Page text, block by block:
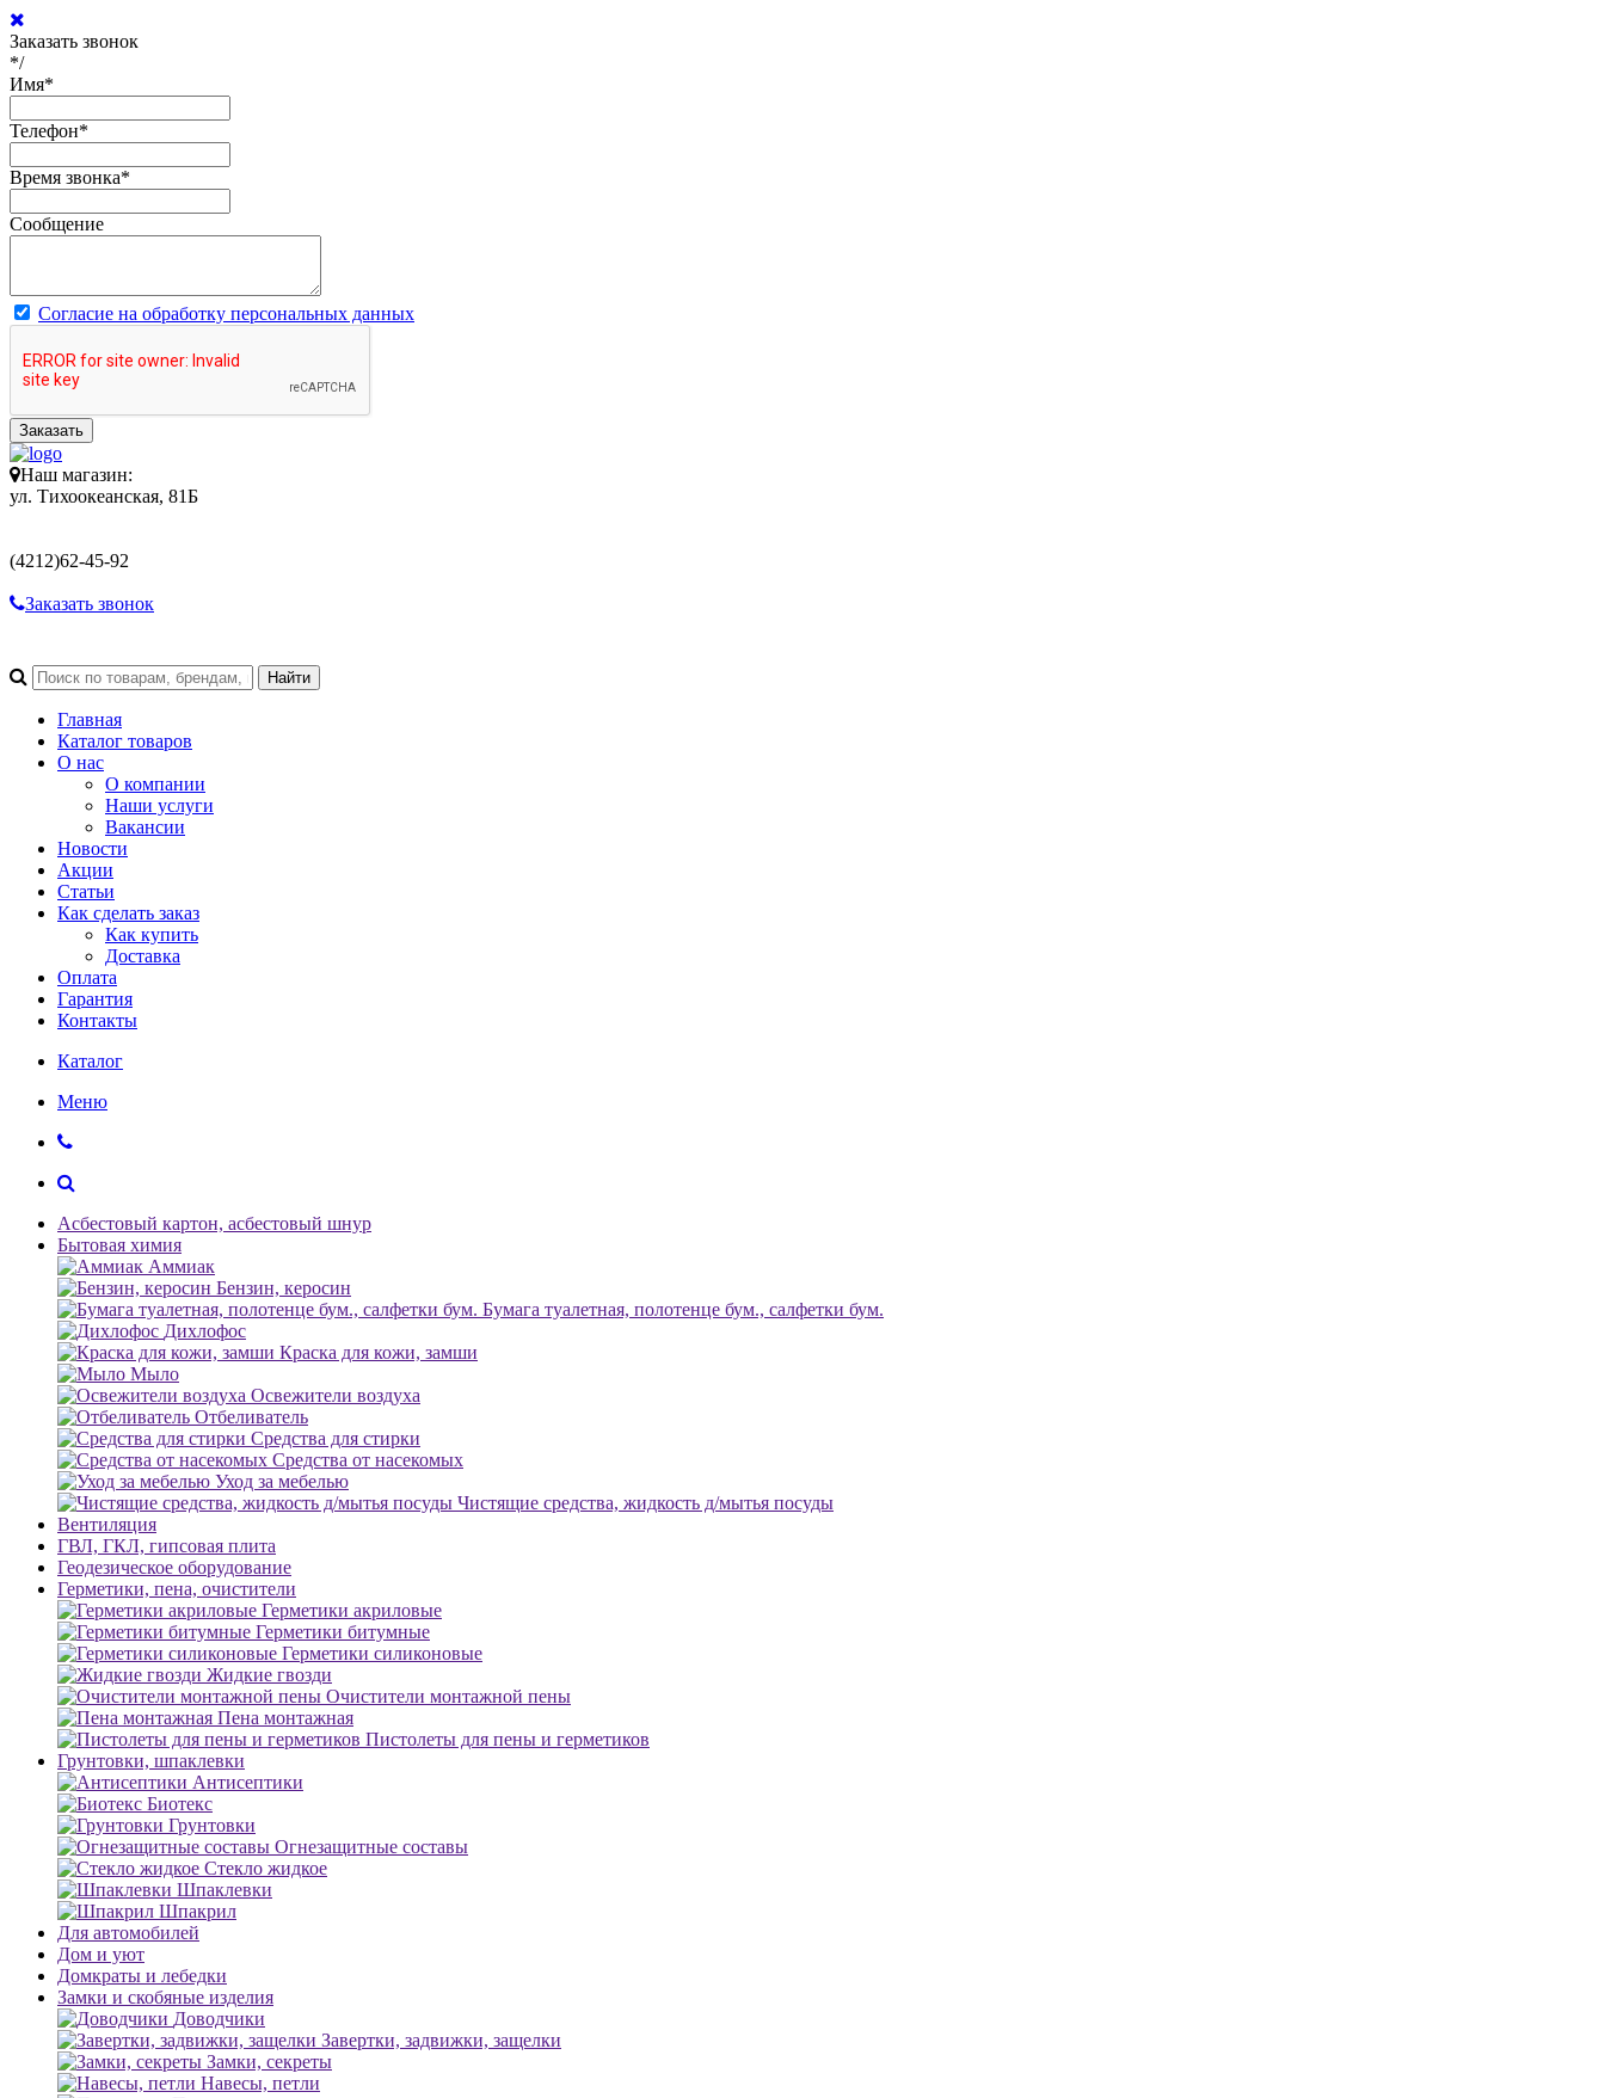
Заказать звонок
*/
Имя*
Телефон*
Время звонка*
Сообщение
Согласие на обработку персональных данных
Заказать
Наш магазин:
ул. Тихоокеанская, 81Б
(4212)62-45-92
Заказать звонок
Главная
Каталог товаров
О нас
О компании
Наши услуги
Вакансии
Новости
Акции
Статьи
Как сделать заказ
Как купить
Доставка
Оплата
Гарантия
Контакты
Каталог
Меню
Асбестовый картон, асбестовый шнур
Бытовая химия
Аммиак
Бензин, керосин
Бумага туалетная, полотенце бум., салфетки бум.
Дихлофос
Краска для кожи, замши
Мыло
Освежители воздуха
Отбеливатель
Средства для стирки
Средства от насекомых
Уход за мебелью
Чистящие средства, жидкость д/мытья посуды
Вентиляция
ГВЛ, ГКЛ, гипсовая плита
Геодезическое оборудование
Герметики, пена, очистители
Герметики акриловые
Герметики битумные
Герметики силиконовые
Жидкие гвозди
Очистители монтажной пены
Пена монтажная
Пистолеты для пены и герметиков
Грунтовки, шпаклевки
Антисептики
Биотекс
Грунтовки
Огнезащитные составы
Стекло жидкое
Шпаклевки
Шпакрил
Для автомобилей
Дом и уют
Домкраты и лебедки
Замки и скобяные изделия
Доводчики
Завертки, задвижки, защелки
Замки, секреты
Навесы, петли